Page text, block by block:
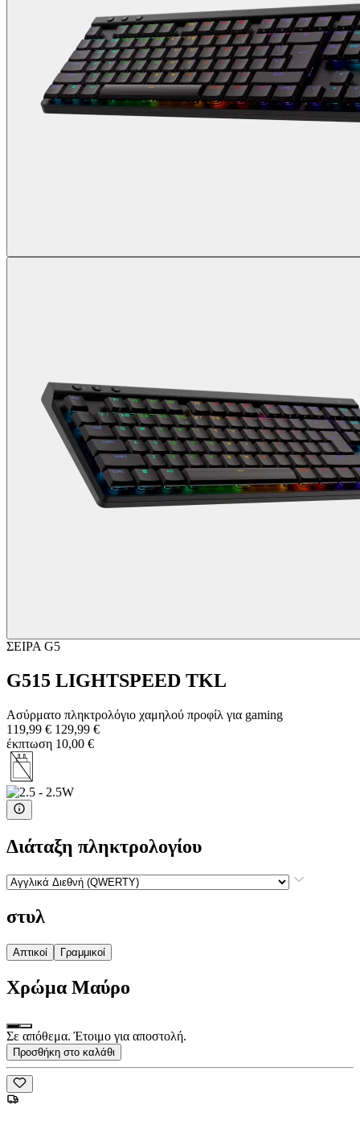
ΣΕΙΡΑ G5
G515 LIGHTSPEED TKL
Ασύρματο πληκτρολόγιο χαμηλού προφίλ για gaming
119,99 € 129,99 €
έκπτωση 10,00 €
Διάταξη πληκτρολογίου
στυλ
Απτικοί Γραμμικοί
Χρώμα Μαύρο
Σε απόθεμα. Έτοιμο για αποστολή.
Προσθήκη στο καλάθι